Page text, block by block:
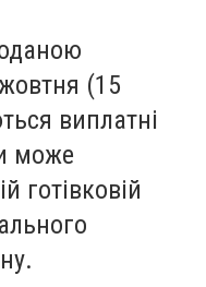
(15
виплатні
може
готівковій